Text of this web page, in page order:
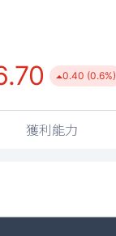
0.40 (0.6%)
獲利能力